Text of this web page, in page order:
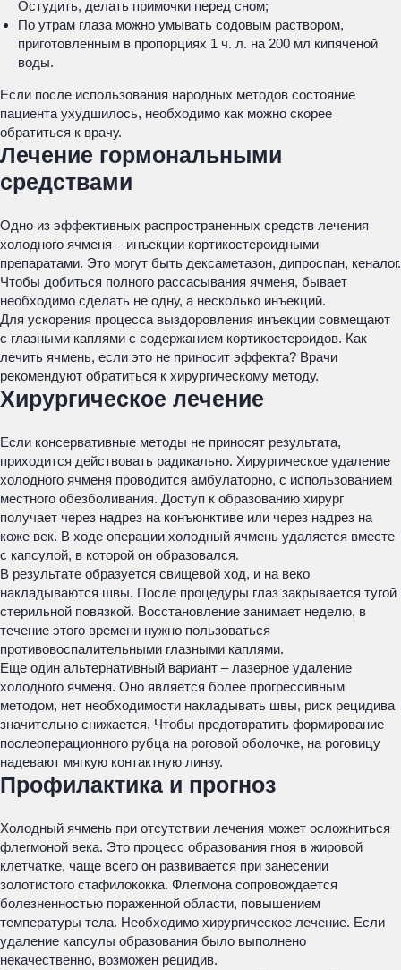
Остудить, делать примочки перед сном;
По утрам глаза можно умывать содовым раствором,
приготовленным в пропорциях 1 ч. л. на 200 мл кипяченой
воды.
Если после использования народных методов состояние
пациента ухудшилось, необходимо как можно скорее
обратиться к врачу.
Лечение гормональными
средствами
Одно из эффективных распространенных средств лечения
холодного ячменя – инъекции кортикостероидными
препаратами. Это могут быть дексаметазон, дипроспан, кеналог.
Чтобы добиться полного рассасывания ячменя, бывает
необходимо сделать не одну, а несколько инъекций.
Для ускорения процесса выздоровления инъекции совмещают
с глазными каплями с содержанием кортикостероидов. Как
лечить ячмень, если это не приносит эффекта? Врачи
рекомендуют обратиться к хирургическому методу.
Хирургическое лечение
Если консервативные методы не приносят результата,
приходится действовать радикально. Хирургическое удаление
холодного ячменя проводится амбулаторно, с использованием
местного обезболивания. Доступ к образованию хирург
получает через надрез на конъюнктиве или через надрез на
коже век. В ходе операции холодный ячмень удаляется вместе
с капсулой, в которой он образовался.
В результате образуется свищевой ход, и на веко
накладываются швы. После процедуры глаз закрывается тугой
стерильной повязкой. Восстановление занимает неделю, в
течение этого времени нужно пользоваться
противовоспалительными глазными каплями.
Еще один альтернативный вариант – лазерное удаление
холодного ячменя. Оно является более прогрессивным
методом, нет необходимости накладывать швы, риск рецидива
значительно снижается. Чтобы предотвратить формирование
послеоперационного рубца на роговой оболочке, на роговицу
надевают мягкую контактную линзу.
Профилактика и прогноз
Холодный ячмень при отсутствии лечения может осложниться
флегмоной века. Это процесс образования гноя в жировой
клетчатке, чаще всего он развивается при занесении
золотистого стафилококка. Флегмона сопровождается
болезненностью пораженной области, повышением
температуры тела. Необходимо хирургическое лечение. Если
удаление капсулы образования было выполнено
некачественно, возможен рецидив.